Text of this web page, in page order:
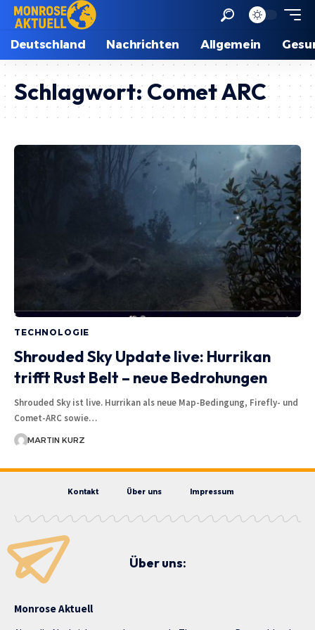
Deutschland Nachrichten Allgemein
Schlagwort:Comet ARC
TECHNOLOGIE
Shrouded Sky Update live: Hurrikan
trifft Rust Belt – neue Bedrohungen
Shrouded Sky ist live. Hurrikan als neue Map-Bedingung, Firefly- und
Comet-ARC sowie…
MARTIN KURZ
Kontakt Über uns Impressum
Über uns:
Monrose Aktuell